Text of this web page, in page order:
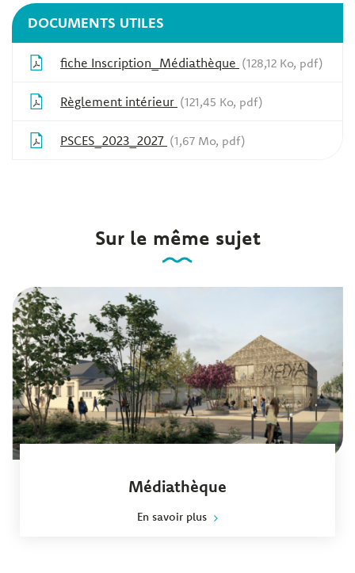
DOCUMENTS UTILES
fiche Inscription_Médiathèque 128,12 Ko, pdf
Règlement intérieur 121,45 Ko, pdf
PSCES_2023_2027 1,67 Mo, pdf
Sur le même sujet
Médiathèque
En savoir plus